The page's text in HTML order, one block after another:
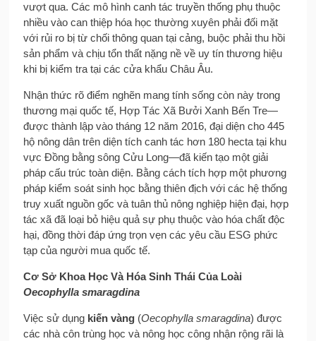
vượt qua. Các mô hình canh tác truyền thống phụ thuộc
nhiều vào can thiệp hóa học thường xuyên phải đối mặt
với rủi ro bị từ chối thông quan tại cảng, buộc phải thu hồi
sản phẩm và chịu tổn thất nặng nề về uy tín thương hiệu
khi bị kiểm tra tại các cửa khẩu Châu Âu.
Nhận thức rõ điểm nghẽn mang tính sống còn này trong
thương mại quốc tế, Hợp Tác Xã Bưởi Xanh Bến Tre—
được thành lập vào tháng 12 năm 2016, đại diện cho 445
hộ nông dân trên diện tích canh tác hơn 180 hecta tại khu
vực Đồng bằng sông Cửu Long—đã kiến tạo một giải
pháp cấu trúc toàn diện. Bằng cách tích hợp một phương
pháp kiểm soát sinh học bằng thiên địch với các hệ thống
truy xuất nguồn gốc và tuân thủ nông nghiệp hiện đại, hợp
tác xã đã loại bỏ hiệu quả sự phụ thuộc vào hóa chất độc
hại, đồng thời đáp ứng trọn vẹn các yêu cầu ESG phức
tạp của người mua quốc tế.
Cơ Sở Khoa Học Và Hóa Sinh Thái Của Loài
Oecophylla smaragdina
Việc sử dụng kiến vàng (Oecophylla smaragdina) được
các nhà côn trùng học và nông học công nhận rộng rãi là